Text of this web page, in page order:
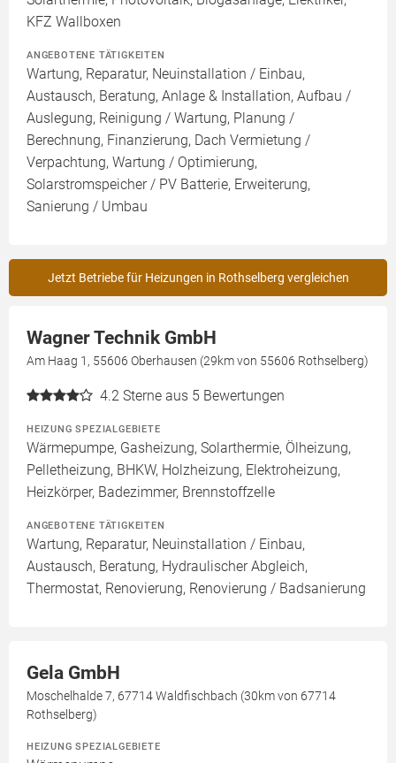
KFZ Wallboxen
ANGEBOTENE TÄTIGKEITEN
Wartung, Reparatur, Neuinstallation / Einbau,
Austausch, Beratung, Anlage & Installation, Aufbau /
Auslegung, Reinigung / Wartung, Planung /
Berechnung, Finanzierung, Dach Vermietung /
Verpachtung, Wartung / Optimierung,
Solarstromspeicher / PV Batterie, Erweiterung,
Sanierung / Umbau
Jetzt Betriebe für Heizungen in Rothselberg vergleichen
Wagner Technik GmbH
Am Haag 1, 55606 Oberhausen (29km von 55606 Rothselberg)
4.2 Sterne aus 5 Bewertungen
HEIZUNG SPEZIALGEBIETE
Wärmepumpe, Gasheizung, Solarthermie, Ölheizung,
Pelletheizung, BHKW, Holzheizung, Elektroheizung,
Heizkörper, Badezimmer, Brennstoffzelle
ANGEBOTENE TÄTIGKEITEN
Wartung, Reparatur, Neuinstallation / Einbau,
Austausch, Beratung, Hydraulischer Abgleich,
Thermostat, Renovierung, Renovierung / Badsanierung
Gela GmbH
Moschelhalde 7, 67714 Waldfischbach (30km von 67714
Rothselberg)
HEIZUNG SPEZIALGEBIETE